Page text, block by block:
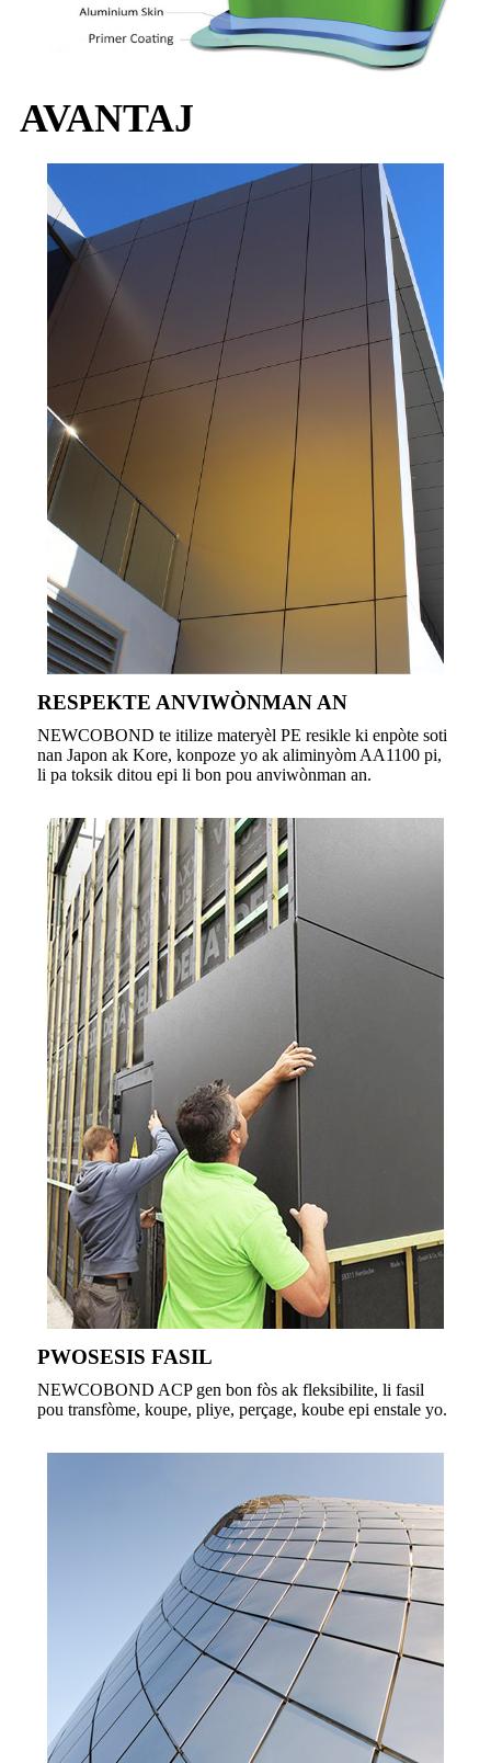
AVANTAJ
RESPEKTE ANVIWÒNMAN AN
NEWCOBOND te itilize materyèl PE resikle ki enpòte soti
nan Japon ak Kore, konpoze yo ak aliminyòm AA1100 pi,
li pa toksik ditou epi li bon pou anviwònman an.
PWOSESIS FASIL
NEWCOBOND ACP gen bon fòs ak fleksibilite, li fasil
pou transfòme, koupe, pliye, perçage, koube epi enstale yo.